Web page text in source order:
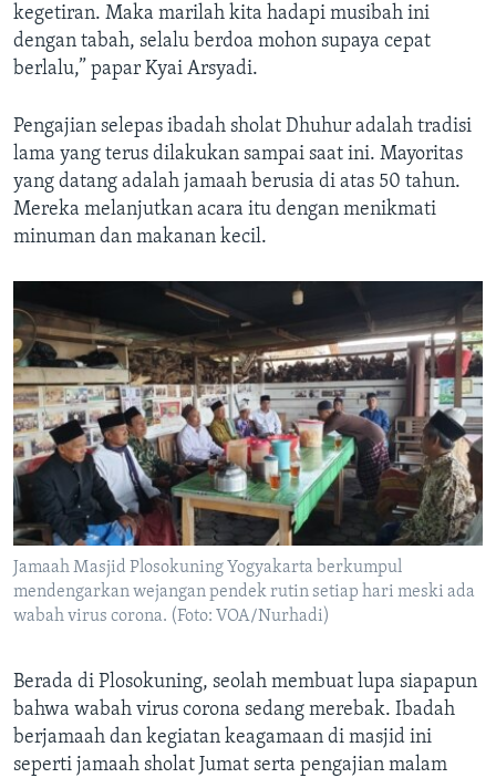
kegetiran. Maka marilah kita hadapi musibah ini
dengan tabah, selalu berdoa mohon supaya cepat
berlalu,” papar Kyai Arsyadi.
Pengajian selepas ibadah sholat Dhuhur adalah tradisi
lama yang terus dilakukan sampai saat ini. Mayoritas
yang datang adalah jamaah berusia di atas 50 tahun.
Mereka melanjutkan acara itu dengan menikmati
minuman dan makanan kecil.
Jamaah Masjid Plosokuning Yogyakarta berkumpul
mendengarkan wejangan pendek rutin setiap hari meski ada
wabah virus corona. (Foto: VOA/Nurhadi)
Berada di Plosokuning, seolah membuat lupa siapapun
bahwa wabah virus corona sedang merebak. Ibadah
berjamaah dan kegiatan keagamaan di masjid ini
seperti jamaah sholat Jumat serta pengajian malam